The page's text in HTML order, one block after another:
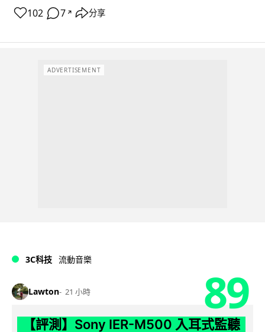
102 7 ↗ 分享
ADVERTISEMENT
3C科技 流動音樂
Lawton 21 小時 89
【評測】Sony IER-M500 入耳式監聽